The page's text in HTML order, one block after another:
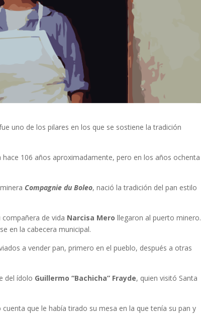
uno de los pilares en los que se sostiene la tradición
106 años aproximadamente, pero en los años ochenta
Compagnie du Boleo, nació la tradición del pan estilo
compañera de vida Narcisa Merollegaron al puerto minero.
en la cabecera municipal.
a vender pan, primero en el pueblo, después a otras
del ídolo Guillermo “Bachicha” Frayde, quien visitó Santa
que le había tirado su mesa en la que tenía su pan y